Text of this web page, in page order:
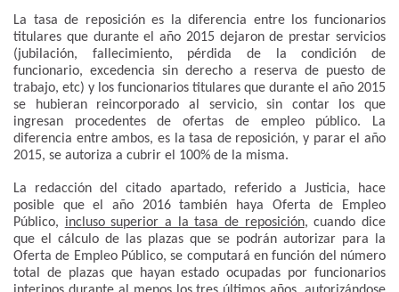
La tasa de reposición es la diferencia entre los funcionarios
titulares que durante el año 2015 dejaron de prestar servicios
(jubilación, fallecimiento, pérdida de la condición de
funcionario, excedencia sin derecho a reserva de puesto de
trabajo, etc) y los funcionarios titulares que durante el año 2015
se hubieran reincorporado al servicio, sin contar los que
ingresan procedentes de ofertas de empleo público. La
diferencia entre ambos, es la tasa de reposición, y parar el año
2015, se autoriza a cubrir el 100% de la misma.
La redacción del citado apartado, referido a Justicia, hace
posible que el año 2016 también haya Oferta de Empleo
Público, incluso superior a la tasa de reposición, cuando dice
que el cálculo de las plazas que se podrán autorizar para la
Oferta de Empleo Público, se computará en función del número
total de plazas que hayan estado ocupadas por funcionarios